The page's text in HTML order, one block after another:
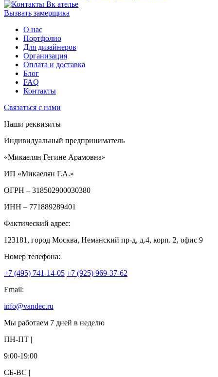
Вызвать замерщика
О нас
Портфолио
Для дизайнеров
Организация
Оплата и доставка
Блог
FAQ
Контакты
Связаться с нами
Наши реквизиты
Индивидуальный предприниматель
«Микаелян Гегине Арамовна»
ИП «Микаелян Г.А.»
ОГРН – 318502900030380
ИНН – 771889289401
Фактический адрес:
123181, город Москва, Неманский пр-д, д.4, корп. 2, офис 9
Номер телефона:
+7 (495) 741-14-05 +7 (925) 969-37-62
Email:
info@vandec.ru
Мы работаем 7 дней в неделю
ПН-ПТ |
9:00-19:00
СБ-ВС |